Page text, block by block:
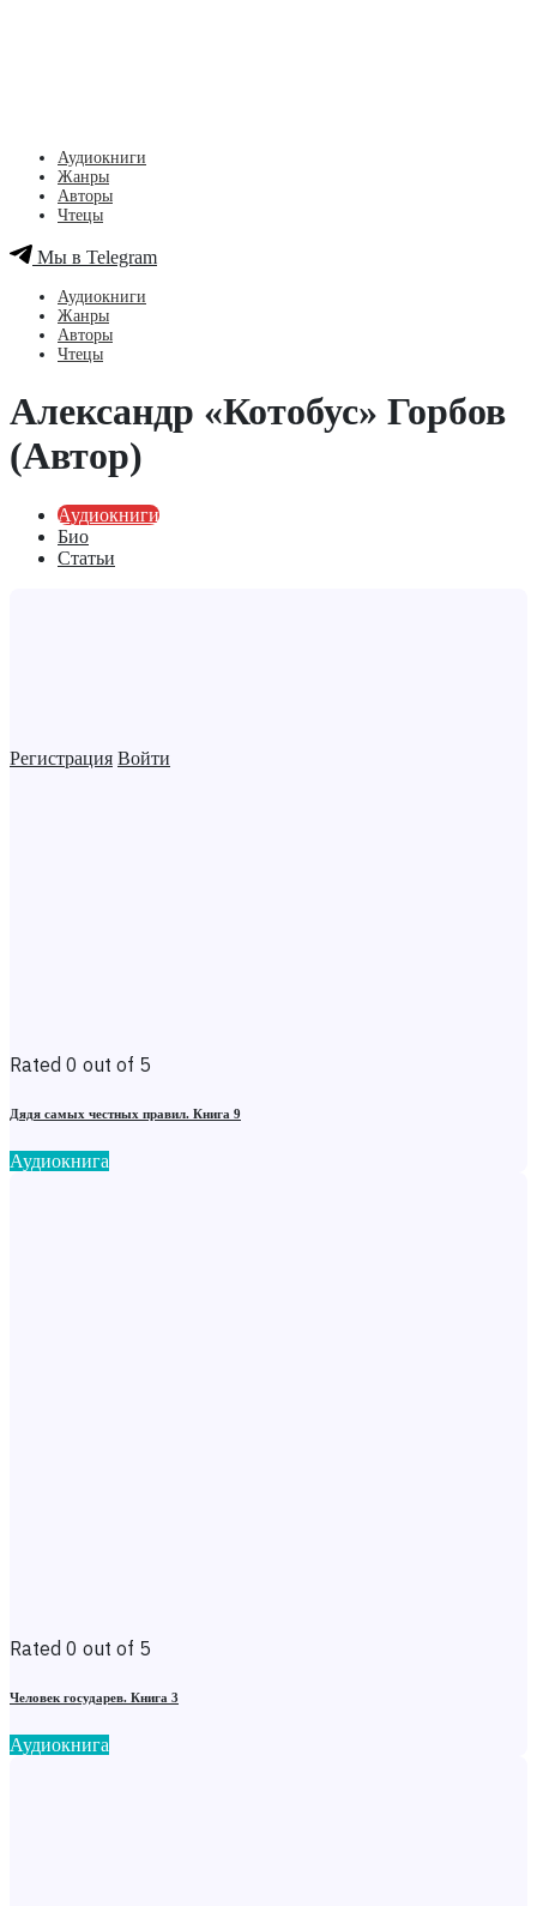
Регистрация Войти
Аудиокниги
Жанры
Авторы
Чтецы
Мы в Telegram
Аудиокниги
Жанры
Авторы
Чтецы
Александр «Котобус» Горбов
(Автор)
Аудиокниги
Био
Статьи
Rated 0 out of 5
Дядя самых честных правил. Книга 9
Аудиокнига
Rated 0 out of 5
Человек государев. Книга 3
Аудиокнига